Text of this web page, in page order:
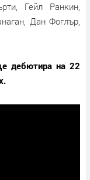
Гейл Ранкин,
Дан Фоглър,
дебютира на 22